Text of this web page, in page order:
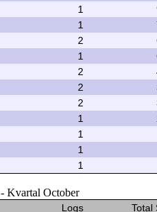
1
1
2
1
2
2
2
1
1
1
1
- Kvartal October
Logs
Total